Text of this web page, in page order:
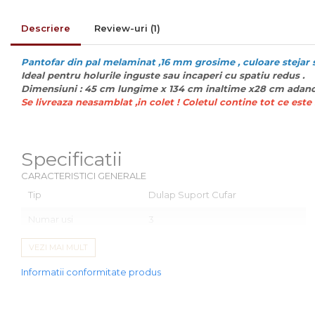
Comode lux-ultramoderne
Dulapuri haine si Sifoniere
Masute de toaleta
Noptiere dormitor
Paturi de 1 persoana
Paturi lemn & pal
Paturi tapitate
Descriere Review-uri (1)
Pantofar din pal melaminat ,16 mm grosime , culoare
Ideal pentru holurile inguste sau incaperi cu spatiu redus .
Dimensiuni : 45 cm lungime x 134 cm inaltime x28 cm
Se livreaza neasamblat ,in colet ! Coletul contine tot ce
Specificatii
CARACTERISTICI GENERALE
Tip
Dulap Suport Cufar
Numar compartimente
Capacitate pantofi 6 perechi 8 perechi 10-12 perechi
VEZI MAI MULT
Informatii conformitate produs